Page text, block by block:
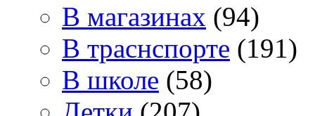
В магазинах (94)
В траснспорте (191)
В школе (58)